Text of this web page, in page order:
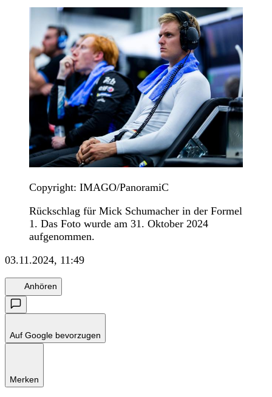
Copyright: IMAGO/PanoramiC
Rückschlag für Mick Schumacher in der Formel
1. Das Foto wurde am 31. Oktober 2024
aufgenommen.
03.11.2024, 11:49
Anhören
Auf Google bevorzugen
Merken